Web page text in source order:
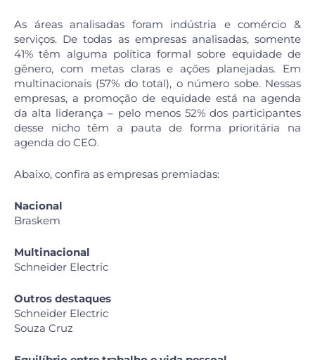
As áreas analisadas foram indústria e comércio &
serviços. De todas as empresas analisadas, somente
41% têm alguma política formal sobre equidade de
gênero, com metas claras e ações planejadas. Em
multinacionais (57% do total), o número sobe. Nessas
empresas, a promoção de equidade está na agenda
da alta liderança – pelo menos 52% dos participantes
desse nicho têm a pauta de forma prioritária na
agenda do CEO.
Abaixo, confira as empresas premiadas:
Nacional
Braskem
Multinacional
Schneider Electric
Outros destaques
Schneider Electric
Souza Cruz